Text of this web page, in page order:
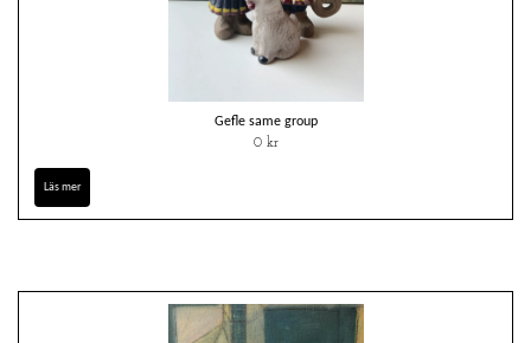
Gefle same group
0 kr
Läs mer